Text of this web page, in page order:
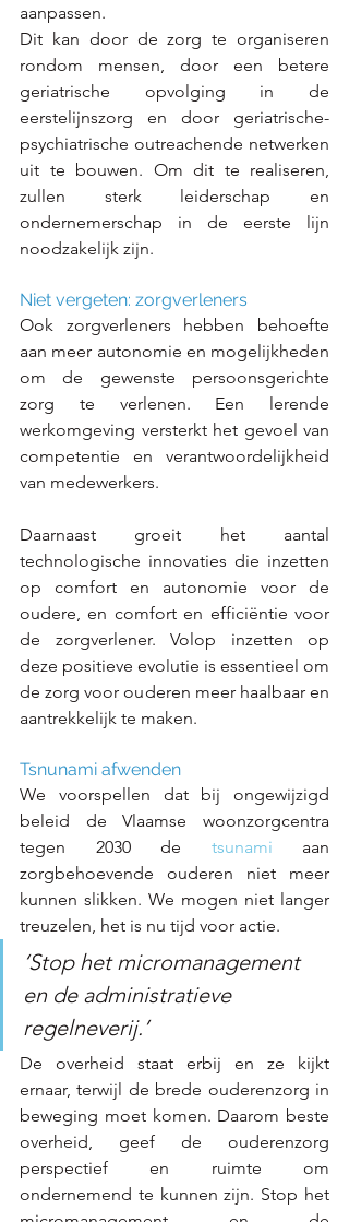
aanpassen.
Dit kan door de zorg te organiseren
rondom mensen, door een betere
geriatrische opvolging in de
eerstelijnszorg en door geriatrische-
psychiatrische outreachende netwerken
uit te bouwen. Om dit te realiseren,
zullen sterk leiderschap en
ondernemerschap in de eerste lijn
noodzakelijk zijn.
Niet vergeten: zorgverleners
Ook zorgverleners hebben behoefte
aan meer autonomie en mogelijkheden
om de gewenste persoonsgerichte
zorg te verlenen. Een lerende
werkomgeving versterkt het gevoel van
competentie en verantwoordelijkheid
van medewerkers.
Daarnaast groeit het aantal
technologische innovaties die inzetten
op comfort en autonomie voor de
oudere, en comfort en efficiëntie voor
de zorgverlener. Volop inzetten op
deze positieve evolutie is essentieel om
de zorg voor ouderen meer haalbaar en
aantrekkelijk te maken.
Tsnunami afwenden
We voorspellen dat bij ongewijzigd
beleid de Vlaamse woonzorgcentra
tegen 2030 de tsunami aan
zorgbehoevende ouderen niet meer
kunnen slikken. We mogen niet langer
treuzelen, het is nu tijd voor actie.
‘Stop het micromanagement
en de administratieve
regelneverij.’
De overheid staat erbij en ze kijkt
ernaar, terwijl de brede ouderenzorg in
beweging moet komen. Daarom beste
overheid, geef de ouderenzorg
perspectief en ruimte om
ondernemend te kunnen zijn. Stop het